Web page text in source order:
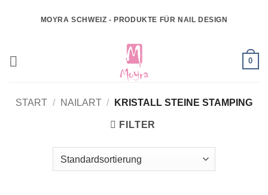
MOYRA SCHWEIZ - PRODUKTE FÜR NAIL DESIGN
0
START / NAILART / KRISTALL STEINE STAMPING
FILTER